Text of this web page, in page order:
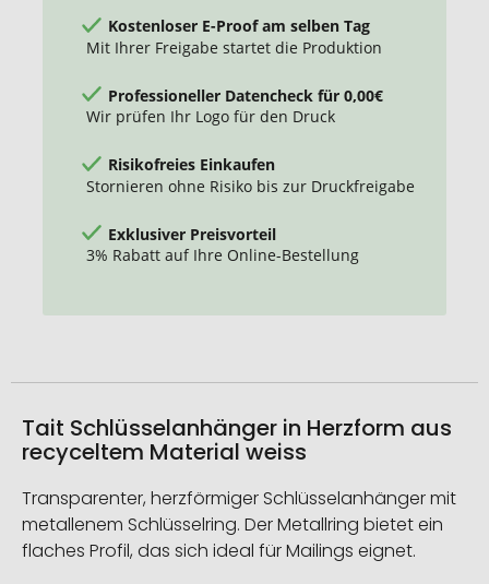
Kostenloser E-Proof am selben Tag
Mit Ihrer Freigabe startet die Produktion
Professioneller Datencheck für 0,00€
Wir prüfen Ihr Logo für den Druck
Risikofreies Einkaufen
Stornieren ohne Risiko bis zur Druckfreigabe
Exklusiver Preisvorteil
3% Rabatt auf Ihre Online-Bestellung
Tait Schlüsselanhänger in Herzform aus
recyceltem Material weiss
Transparenter, herzförmiger Schlüsselanhänger mit
metallenem Schlüsselring. Der Metallring bietet ein
flaches Profil, das sich ideal für Mailings eignet.